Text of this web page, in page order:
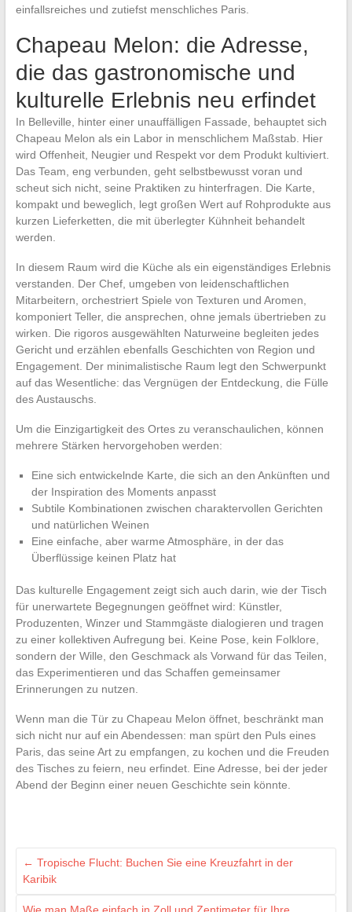
einfallsreiches und zutiefst menschliches Paris.
Chapeau Melon: die Adresse,
die das gastronomische und
kulturelle Erlebnis neu erfindet
In Belleville, hinter einer unauffälligen Fassade, behauptet sich
Chapeau Melon als ein Labor in menschlichem Maßstab. Hier
wird Offenheit, Neugier und Respekt vor dem Produkt kultiviert.
Das Team, eng verbunden, geht selbstbewusst voran und
scheut sich nicht, seine Praktiken zu hinterfragen. Die Karte,
kompakt und beweglich, legt großen Wert auf Rohprodukte aus
kurzen Lieferketten, die mit überlegter Kühnheit behandelt
werden.
In diesem Raum wird die Küche als ein eigenständiges Erlebnis
verstanden. Der Chef, umgeben von leidenschaftlichen
Mitarbeitern, orchestriert Spiele von Texturen und Aromen,
komponiert Teller, die ansprechen, ohne jemals übertrieben zu
wirken. Die rigoros ausgewählten Naturweine begleiten jedes
Gericht und erzählen ebenfalls Geschichten von Region und
Engagement. Der minimalistische Raum legt den Schwerpunkt
auf das Wesentliche: das Vergnügen der Entdeckung, die Fülle
des Austauschs.
Um die Einzigartigkeit des Ortes zu veranschaulichen, können
mehrere Stärken hervorgehoben werden:
Eine sich entwickelnde Karte, die sich an den Ankünften und
der Inspiration des Moments anpasst
Subtile Kombinationen zwischen charaktervollen Gerichten
und natürlichen Weinen
Eine einfache, aber warme Atmosphäre, in der das
Überflüssige keinen Platz hat
Das kulturelle Engagement zeigt sich auch darin, wie der Tisch
für unerwartete Begegnungen geöffnet wird: Künstler,
Produzenten, Winzer und Stammgäste dialogieren und tragen
zu einer kollektiven Aufregung bei. Keine Pose, kein Folklore,
sondern der Wille, den Geschmack als Vorwand für das Teilen,
das Experimentieren und das Schaffen gemeinsamer
Erinnerungen zu nutzen.
Wenn man die Tür zu Chapeau Melon öffnet, beschränkt man
sich nicht nur auf ein Abendessen: man spürt den Puls eines
Paris, das seine Art zu empfangen, zu kochen und die Freuden
des Tisches zu feiern, neu erfindet. Eine Adresse, bei der jeder
Abend der Beginn einer neuen Geschichte sein könnte.
← Tropische Flucht: Buchen Sie eine Kreuzfahrt in der
Karibik